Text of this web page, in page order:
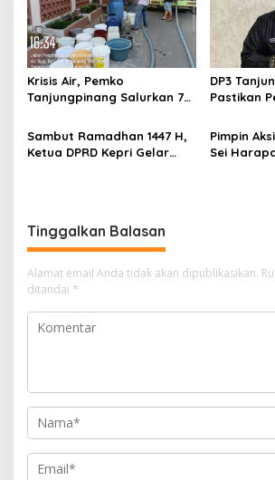
Krisis Air, Pemko
Tanjungpinang Salurkan 75
Terus Berlanj
DP3
Pastikan
Instrumen
Sambut Ramadhan 1447 H,
Ketua DPRD Kepri Gelar
Pimpin
Sei
Tinggalkan Balasan
Alamat email Anda tidak akan dipublikasikan.
ditandai *